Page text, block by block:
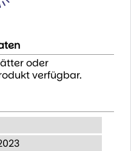
oder
verfügbar.